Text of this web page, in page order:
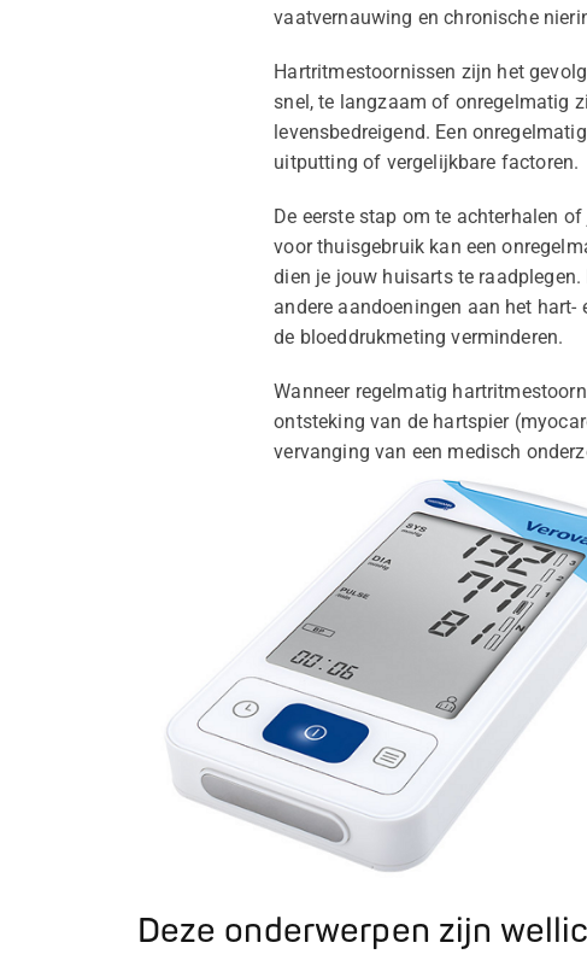
vaatvernauwing en chronische
Hartritmestoornissen zijn het
snel, te langzaam of onregelmatig
levensbedreigend. Een
uitputting of vergelijkbare factoren.
De eerste stap om te achterhalen
voor thuisgebruik kan een
dien je jouw huisarts te
andere aandoeningen aan het
de bloeddrukmeting verminderen.
Wanneer regelmatig
ontsteking van de hartspier
vervanging van een medisch
Deze onderwerpen zijn